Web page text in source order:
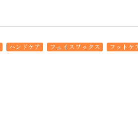
ハンドケア フェイスワックス フットケ